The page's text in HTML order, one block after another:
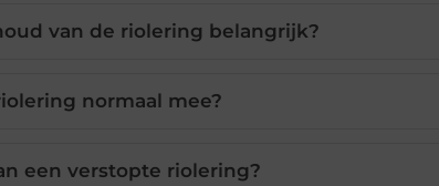
van de riolering belangrijk?
normaal mee?
een verstopte riolering?